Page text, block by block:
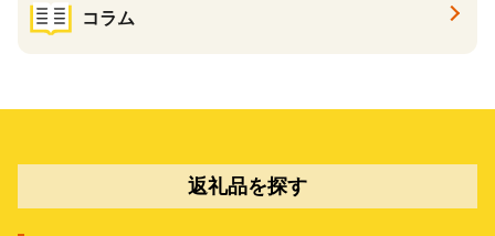
コラム
返礼品を探す